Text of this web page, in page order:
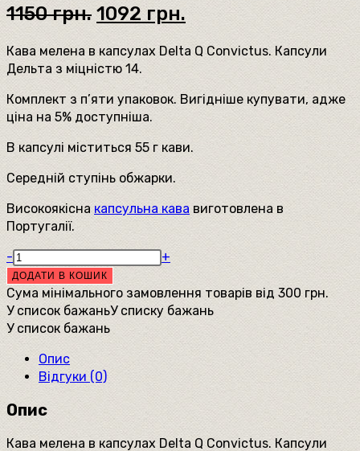
1150грн. Оригінальна
ціна:
1150 грн..
1092 грн. Поточна
1092 грн..
Кава мелена в капсулах Delta Q Convictus. Капсули
Дельта з міцністю 14.
Комплект з п’яти упаковок. Вигідніше купувати, адже
ціна на 5% доступніша.
В капсулі міститься 55 г кави.
Середній ступінь обжарки.
Високоякісна капсульна кава виготовлена в
Португалії.
Кава
капсулах
Delta
Q,
14
міцністю,
5
упаковок,
- +
ДОДАТИ В КОШИК
Сума мінімального замовлення товарів від 300 грн.
У список бажаньУ списку бажань
У список бажань
Опис
Відгуки (0)
Опис
Кава мелена в капсулах Delta Q Convictus. Капсули